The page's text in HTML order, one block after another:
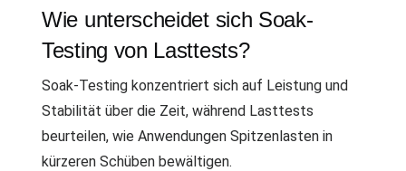
Wie unterscheidet sich Soak-
Testing von Lasttests?
Soak-Testing konzentriert sich auf Leistung und
Stabilität über die Zeit, während Lasttests
beurteilen, wie Anwendungen Spitzenlasten in
kürzeren Schüben bewältigen.